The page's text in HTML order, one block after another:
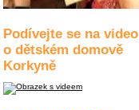
Podívejte se na video
o dětském domově
Korkyně